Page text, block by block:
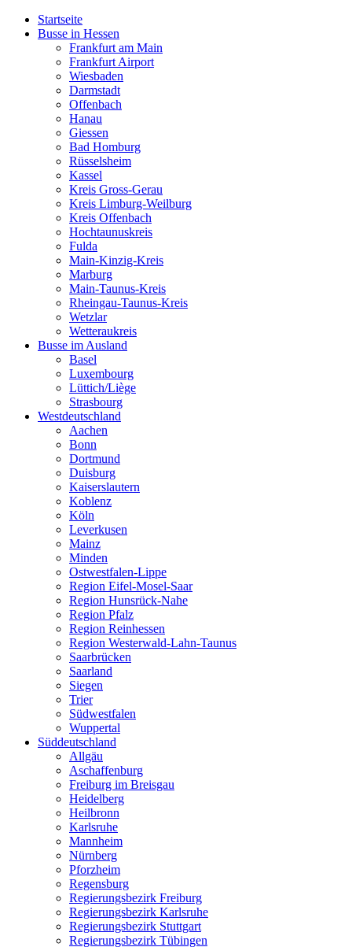
Startseite
Busse in Hessen
Frankfurt am Main
Frankfurt Airport
Wiesbaden
Darmstadt
Offenbach
Hanau
Giessen
Bad Homburg
Rüsselsheim
Kassel
Kreis Gross-Gerau
Kreis Limburg-Weilburg
Kreis Offenbach
Hochtaunuskreis
Fulda
Main-Kinzig-Kreis
Marburg
Main-Taunus-Kreis
Rheingau-Taunus-Kreis
Wetzlar
Wetteraukreis
Busse im Ausland
Basel
Luxembourg
Lüttich/Liège
Strasbourg
Westdeutschland
Aachen
Bonn
Dortmund
Duisburg
Kaiserslautern
Koblenz
Köln
Leverkusen
Mainz
Minden
Ostwestfalen-Lippe
Region Eifel-Mosel-Saar
Region Hunsrück-Nahe
Region Pfalz
Region Reinhessen
Region Westerwald-Lahn-Taunus
Saarbrücken
Saarland
Siegen
Trier
Südwestfalen
Wuppertal
Süddeutschland
Allgäu
Aschaffenburg
Freiburg im Breisgau
Heidelberg
Heilbronn
Karlsruhe
Mannheim
Nürnberg
Pforzheim
Regensburg
Regierungsbezirk Freiburg
Regierungsbezirk Karlsruhe
Regierungsbezirk Stuttgart
Regierungsbezirk Tübingen